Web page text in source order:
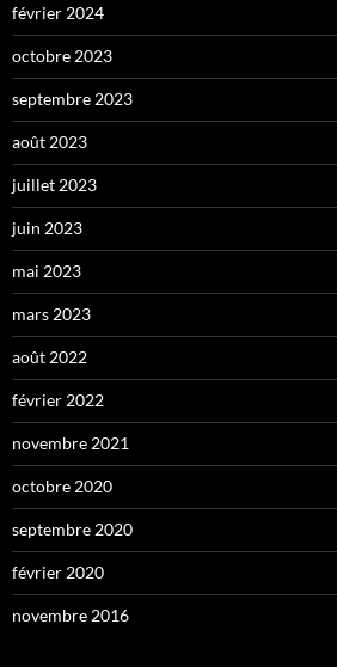
février 2024
octobre 2023
septembre 2023
août 2023
juillet 2023
juin 2023
mai 2023
mars 2023
août 2022
février 2022
novembre 2021
octobre 2020
septembre 2020
février 2020
novembre 2016